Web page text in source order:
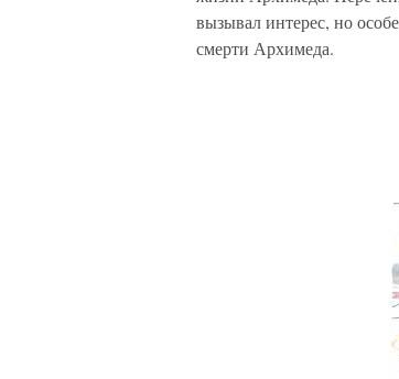
вызывал интерес, но
смерти Архимеда.